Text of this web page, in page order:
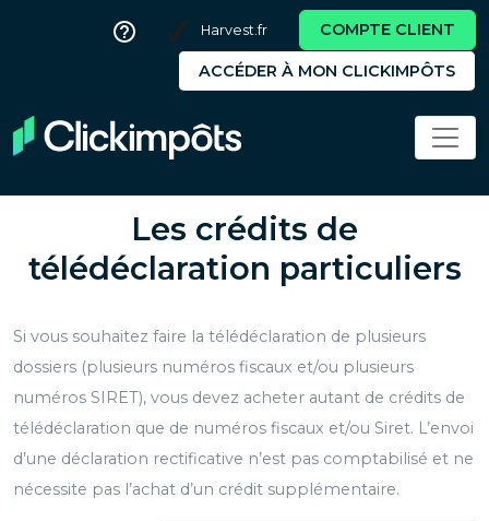
Harvest.fr COMPTE CLIENT
ACCÉDER À MON CLICKIMPÔTS
Les crédits de
télédéclaration particuliers
Si vous souhaitez faire la télédéclaration de plusieurs
dossiers (plusieurs numéros fiscaux et/ou plusieurs
numéros SIRET), vous devez acheter autant de crédits de
télédéclaration que de numéros fiscaux et/ou Siret. L’envoi
d’une déclaration rectificative n’est pas comptabilisé et ne
nécessite pas l’achat d’un crédit supplémentaire.